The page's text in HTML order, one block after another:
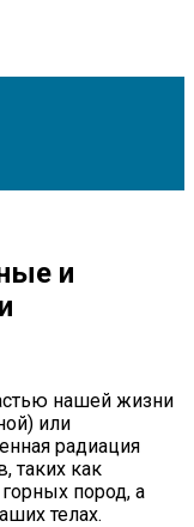
и
нашей жизни
или
радиация
таких как
пород, а
телах.